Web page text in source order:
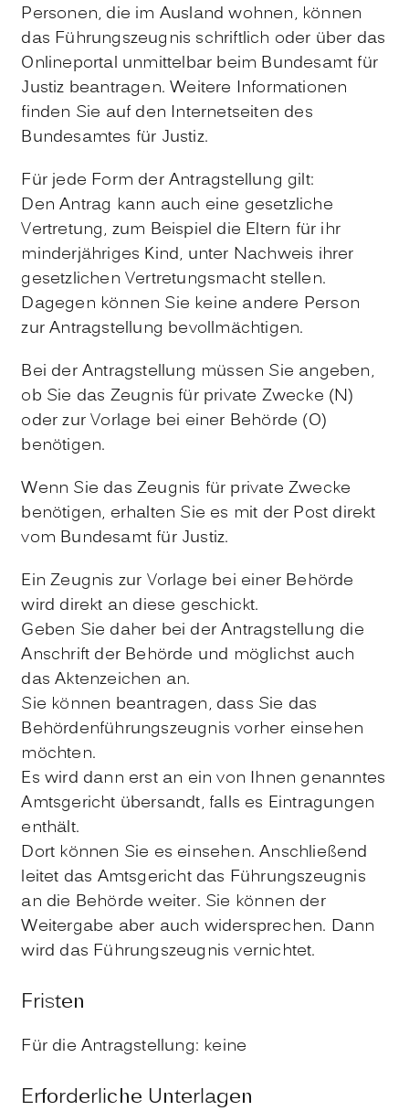
Personen, die im Ausland wohnen, können
das Führungszeugnis schriftlich oder über das
Onlineportal unmittelbar beim Bundesamt für
Justiz beantragen. Weitere Informationen
finden Sie auf den Internetseiten des
Bundesamtes für Justiz.
Für jede Form der Antragstellung gilt:
Den Antrag kann auch eine gesetzliche
Vertretung, zum Beispiel die Eltern für ihr
minderjähriges Kind, unter Nachweis ihrer
gesetzlichen Vertretungsmacht stellen.
Dagegen können Sie keine andere Person
zur Antragstellung bevollmächtigen.
Bei der Antragstellung müssen Sie angeben,
ob Sie das Zeugnis für private Zwecke (N)
oder zur Vorlage bei einer Behörde (O)
benötigen.
Wenn Sie das Zeugnis für private Zwecke
benötigen, erhalten Sie es mit der Post direkt
vom Bundesamt für Justiz.
Ein Zeugnis zur Vorlage bei einer Behörde
wird direkt an diese geschickt.
Geben Sie daher bei der Antragstellung die
Anschrift der Behörde und möglichst auch
das Aktenzeichen an.
Sie können beantragen, dass Sie das
Behördenführungszeugnis vorher einsehen
möchten.
Es wird dann erst an ein von Ihnen genanntes
Amtsgericht übersandt, falls es Eintragungen
enthält.
Dort können Sie es einsehen. Anschließend
leitet das Amtsgericht das Führungszeugnis
an die Behörde weiter. Sie können der
Weitergabe aber auch widersprechen. Dann
wird das Führungszeugnis vernichtet.
Fristen
Für die Antragstellung: keine
Erforderliche Unterlagen